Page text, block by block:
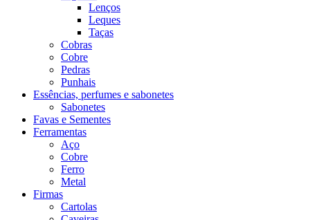
Lenços
Leques
Taças
Cobras
Cobre
Pedras
Punhais
Essências, perfumes e sabonetes
Sabonetes
Favas e Sementes
Ferramentas
Aço
Cobre
Ferro
Metal
Firmas
Cartolas